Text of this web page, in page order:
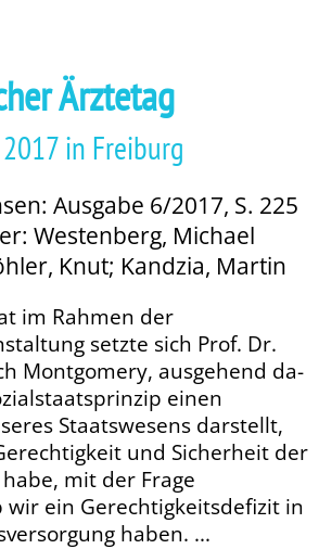
Ärztetag
in Freiburg
Ausgabe 6/2017, S. 225
Westenberg, Michael
Knut; Kandzia, Martin
im Rahmen der
setzte sich Prof. Dr.
Montgomery, ausgehend da­­
einen
Staatswesens darstellt,
und Sicherheit der
mit der Frage
wir ein Gerechtigkeitsdefizit in
haben. ...